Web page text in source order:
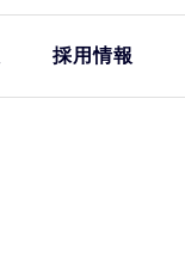
採用情報